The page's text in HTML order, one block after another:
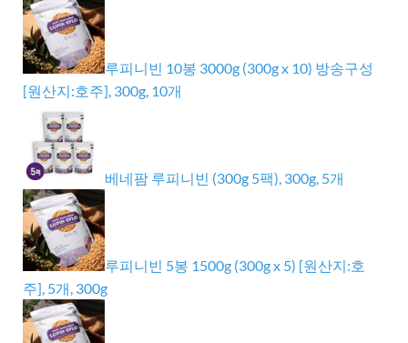
루피니빈 10봉 3000g (300g x 10) 방송구성
[원산지:호주], 300g, 10개
베네팜 루피니빈 (300g 5팩), 300g, 5개
루피니빈 5봉 1500g (300g x 5) [원산지:호
주], 5개, 300g